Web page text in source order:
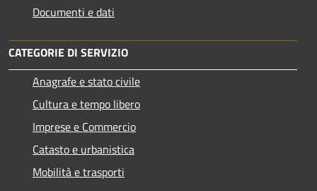
Documenti e dati
CATEGORIE DI SERVIZIO
Anagrafe e stato civile
Cultura e tempo libero
Imprese e Commercio
Catasto e urbanistica
Mobilità e trasporti